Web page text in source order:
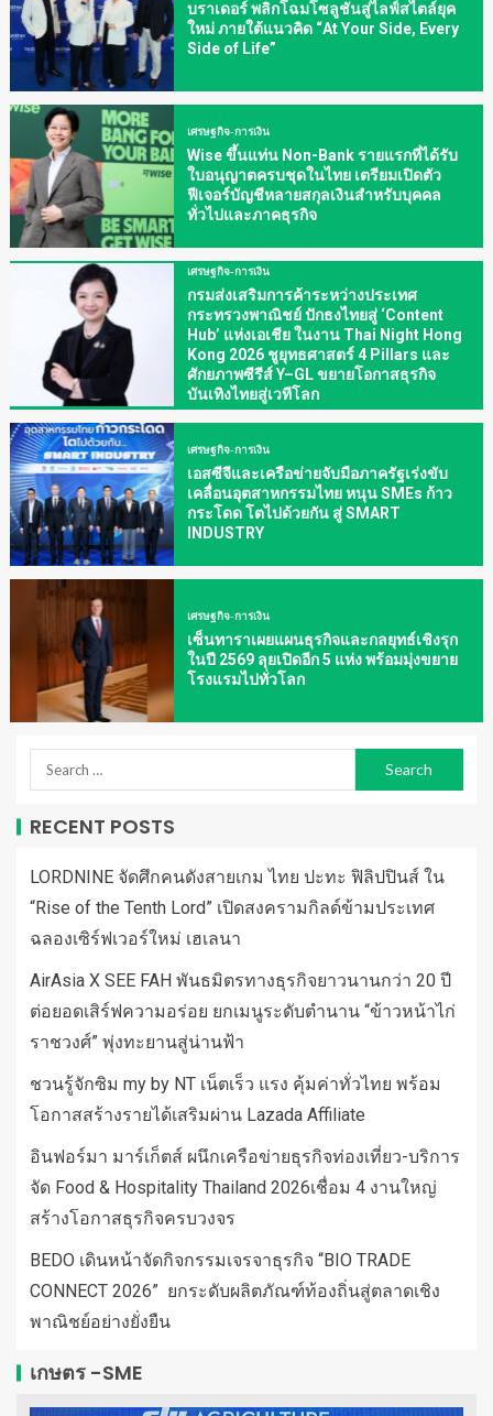
บราเดอร์ พลิกโฉมโซลูชันสู่ไลฟ์สไตล์ยุค
ใหม่ ภายใต้แนวคิด “At Your Side, Every
Side of Life”
เศรษฐกิจ-การเงิน
Wise ขึ้นแท่น Non-Bank รายแรกที่ได้รับ
ใบอนุญาตครบชุดในไทย เตรียมเปิดตัว
ฟีเจอร์บัญชีหลายสกุลเงินสำหรับบุคคล
ทั่วไปและภาคธุรกิจ
เศรษฐกิจ-การเงิน
กรมส่งเสริมการค้าระหว่างประเทศ
กระทรวงพาณิชย์ ปักธงไทยสู่ ‘Content
Hub’ แห่งเอเชีย ในงาน Thai Night Hong
Kong 2026 ชูยุทธศาสตร์ 4 Pillars และ
ศักยภาพซีรีส์ Y–GL ขยายโอกาสธุรกิจ
บันเทิงไทยสู่เวทีโลก
เศรษฐกิจ-การเงิน
เอสซีจีและเครือข่ายจับมือภาครัฐเร่งขับ
เคลื่อนอุตสาหกรรมไทย หนุน SMEs ก้าว
กระโดด โตไปด้วยกัน สู่ SMART
INDUSTRY
เศรษฐกิจ-การเงิน
เซ็นทาราเผยแผนธุรกิจและกลยุทธ์เชิงรุก
ในปี 2569 ลุยเปิดอีก 5 แห่ง พร้อมมุ่งขยาย
โรงแรมไปทั่วโลก
RECENT POSTS
LORDNINE จัดศึกคนดังสายเกม ไทย ปะทะ ฟิลิปปินส์ ใน
“Rise of the Tenth Lord” เปิดสงครามกิลด์ข้ามประเทศ
ฉลองเซิร์ฟเวอร์ใหม่ เฮเลนา
AirAsia X SEE FAH พันธมิตรทางธุรกิจยาวนานกว่า 20 ปี
ต่อยอดเสิร์ฟความอร่อย ยกเมนูระดับตำนาน “ข้าวหน้าไก่
ราชวงศ์” พุ่งทะยานสู่น่านฟ้า
ชวนรู้จักซิม my by NT เน็ตเร็ว แรง คุ้มค่าทั่วไทย พร้อม
โอกาสสร้างรายได้เสริมผ่าน Lazada Affiliate
อินฟอร์มา มาร์เก็ตส์ ผนึกเครือข่ายธุรกิจท่องเที่ยว-บริการ
จัด Food & Hospitality Thailand 2026เชื่อม 4 งานใหญ่
สร้างโอกาสธุรกิจครบวงจร
BEDO เดินหน้าจัดกิจกรรมเจรจาธุรกิจ “BIO TRADE
CONNECT 2026” ยกระดับผลิตภัณฑ์ท้องถิ่นสู่ตลาดเชิง
พาณิชย์อย่างยั่งยืน
เกษตร -SME